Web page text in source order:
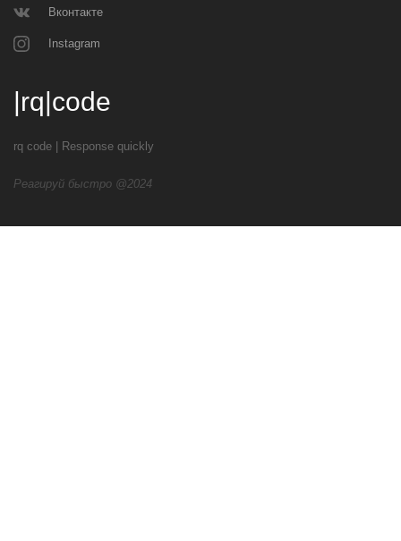
Вконтакте
Instagram
|rq|code
rq code | Response quickly
Реагируй быстро @2024